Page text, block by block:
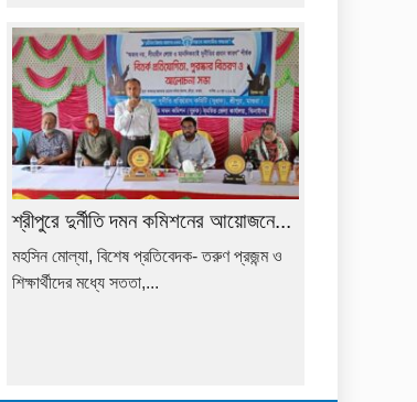
শ্রীপুরে দুর্নীতি দমন কমিশনের আয়োজনে...
মহসিন মোল্যা, বিশেষ প্রতিবেদক- তরুণ প্রজন্ম ও
শিক্ষার্থীদের মধ্যে সততা,...